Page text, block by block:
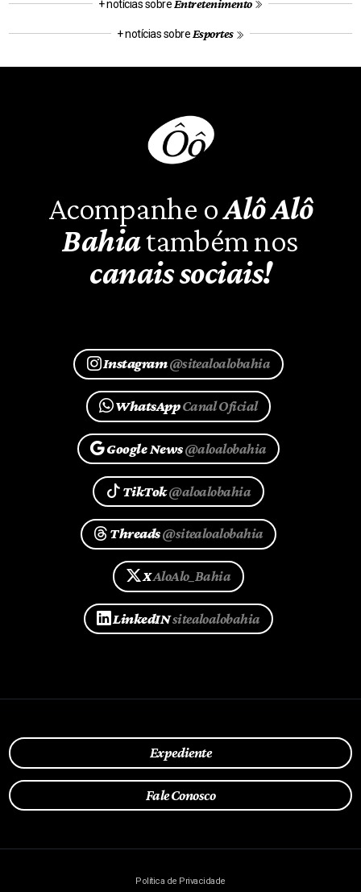
+ notícias sobre Entretenimento
+ notícias sobreEsportes
Acompanhe oAlô Alô
Bahiatambém nos
canais sociais!
Instagram@sitealoalobahia
WhatsAppCanal Oficial
Google News@aloalobahia
TikTok@aloalobahia
Threads@sitealoalobahia
XAloAlo_Bahia
LinkedINsitealoalobahia
Expediente
Fale Conosco
Política de Privacidade